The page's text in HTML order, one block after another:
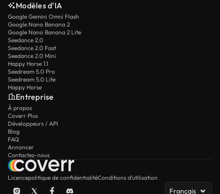
Modèles d’IA
Google Gemini Omni Flash
Google Nano Banana 2
Google Nano Banana 2 Lite
Seedance 2.0
Seedance 2.0 Fast
Seedance 2.0 Mini
Happy Horse 1.1
Seedream 5.0 Pro
Seedream 5.0 Lite
Happy Horse
Entreprise
À propos
Coverr Plus
Développeurs / API
Blog
FAQ
Annoncer
Contactez-nous
Licencepolitique de confidentialitéConditions d’utilisation
Français